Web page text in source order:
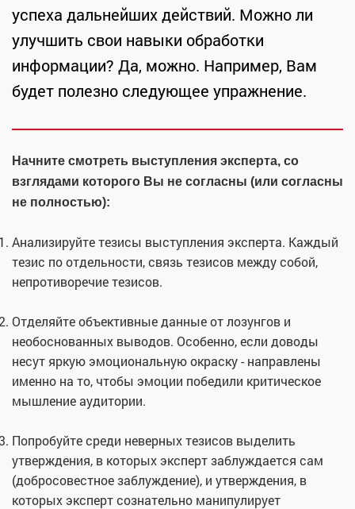
успеха дальнейших действий. Можно ли
улучшить свои навыки обработки
информации? Да, можно. Например, Вам
будет полезно следующее упражнение.
Начните смотреть выступления эксперта, со
взглядами которого Вы не согласны (или согласны
не полностью):
Анализируйте тезисы выступления эксперта. Каждый
тезис по отдельности, связь тезисов между собой,
непротиворечие тезисов.
Отделяйте объективные данные от лозунгов и
необоснованных выводов. Особенно, если доводы
несут яркую эмоциональную окраску - направлены
именно на то, чтобы эмоции победили критическое
мышление аудитории.
Попробуйте среди неверных тезисов выделить
утверждения, в которых эксперт заблуждается сам
(добросовестное заблуждение), и утверждения, в
которых эксперт сознательно манипулирует